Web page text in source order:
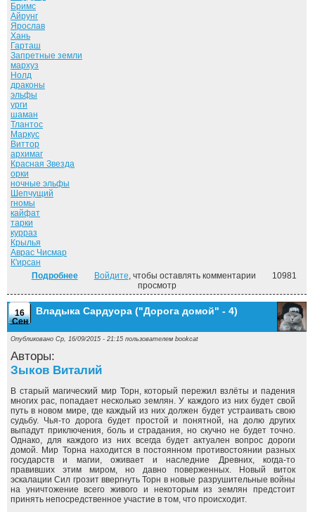
Бримс
Айрунг
Ярослав
Хань
Гарташ
Запретные земли
мархуз
Нолд
драконы
эльфы
урги
шаман
Тлантос
Маркус
Виттор
архимаг
Красная Звезда
орки
ночные эльфы
Шепчущий
гномы
кайфат
тарки
курраз
Крылья
Аврас Чисмар
К'ирсан
Подробнеео Власть силы. Том 1. ("Дорога домой" - 5)
Войдите, чтобы оставлять комментарии
10981
просмотр
16
Сен
Владыка Сардуора ("Дорога домой" - 4)
Опубликовано Ср, 16/09/2015 - 21:15 пользователем bookcat
Авторы:
Зыков Виталий
В старый магический мир Торн, который пережил взлёты и падения
многих рас, попадает несколько землян. У каждого из них будет свой
путь в новом мире, где каждый из них должен будет устраивать свою
судьбу. Чья-то дорога будет простой и понятной, на долю других
выпадут приключения, боль и страдания, но скучно не будет точно.
Однако, для каждого из них всегда будет актуален вопрос дороги
домой. Мир Торна находится в постоянном противостоянии разных
государств и магии, оживает и наследние Древних, когда-то
правивших этим миром, но давно поверженных. Новый виток
эскалации Сил грозит ввергнуть Торн в новые разрушительные войны
на уничтожение всего живого и некоторым из землян предстоит
принять непосредственное участие в том, что происходит.